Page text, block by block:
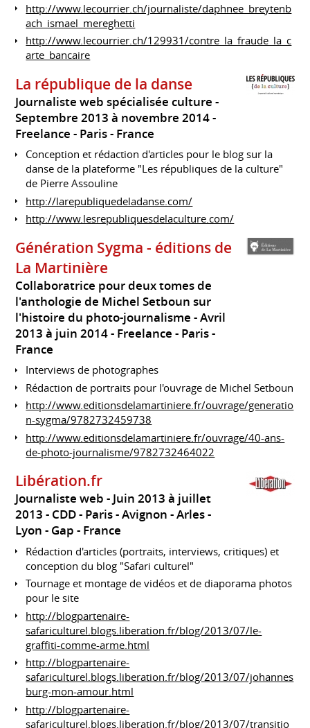
http://www.lecourrier.ch/journaliste/daphnee_breytenb
ach_ismael_mereghetti
http://www.lecourrier.ch/129931/contre_la_fraude_la_c
arte_bancaire
La république de la danse
Journaliste web spécialisée culture
Septembre 2013 à novembre 2014
Freelance
Paris France
Conception et rédaction d'articles pour le blog sur la
danse de la plateforme "Les républiques de la culture"
de Pierre Assouline
http://larepubliquedeladanse.com/
http://www.lesrepubliquesdelaculture.com/
Génération Sygma - éditions de
La Martinière
Collaboratrice pour deux tomes de
l'anthologie de Michel Setboun sur
l'histoire du photo-journalisme
Avril
2013 à juin 2014 Freelance
Paris
France
Interviews de photographes
Rédaction de portraits pour l'ouvrage de Michel Setboun
http://www.editionsdelamartiniere.fr/ouvrage/generatio
n-sygma/9782732459738
http://www.editionsdelamartiniere.fr/ouvrage/40-ans-
de-photo-journalisme/9782732464022
Libération.fr
Journaliste web
Juin 2013 à juillet
2013 CDD
Paris - Avignon - Arles -
Lyon - Gap
France
Rédaction d'articles (portraits, interviews, critiques) et
conception du blog "Safari culturel"
Tournage et montage de vidéos et de diaporama photos
pour le site
http://blogpartenaire-
safariculturel.blogs.liberation.fr/blog/2013/07/le-
graffiti-comme-arme.html
http://blogpartenaire-
safariculturel.blogs.liberation.fr/blog/2013/07/johannes
burg-mon-amour.html
http://blogpartenaire-
safariculturel.blogs.liberation.fr/blog/2013/07/transitio